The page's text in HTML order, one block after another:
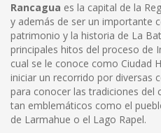
Rancagua es la capital de la
y además de ser un importante
patrimonio y la historia de La
principales hitos del proceso de
cual se le conoce como Ciudad
iniciar un recorrido por diversas
para conocer las tradiciones del
tan emblemáticos como el
de Larmahue o el Lago Rapel.